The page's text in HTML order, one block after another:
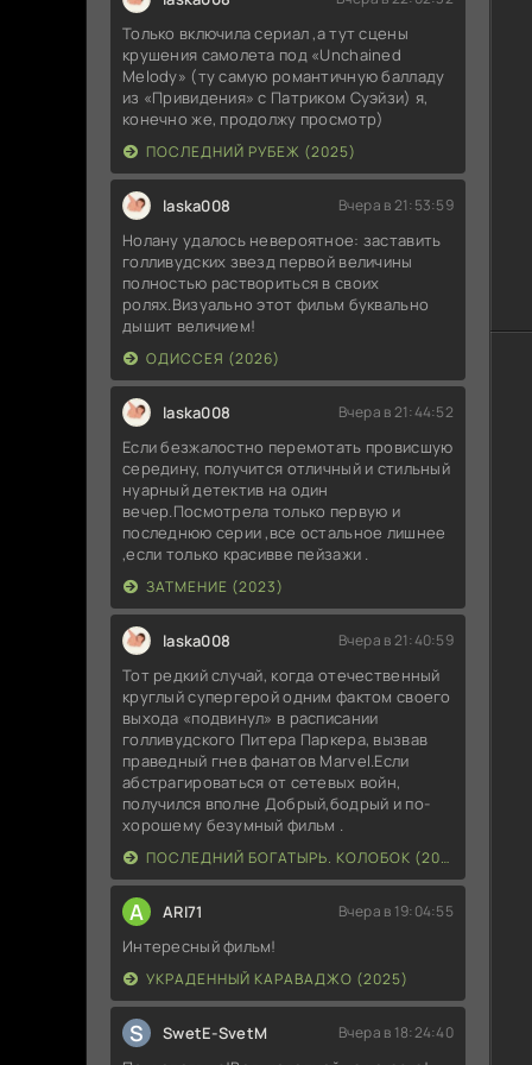
Только включила сериал ,а тут сцены
крушения самолета под «Unchained
Melody» (ту самую романтичную балладу
из «Привидения» с Патриком Суэйзи) я,
конечно же, продолжу просмотр)
ПОСЛЕДНИЙ РУБЕЖ (2025)
laska008 Вчера в 21:53:59
Нолану удалось невероятное: заставить
голливудских звезд первой величины
полностью раствориться в своих
ролях.Визуально этот фильм буквально
дышит величием!
ОДИССЕЯ (2026)
laska008 Вчера в 21:44:52
Если безжалостно перемотать провисшую
середину, получится отличный и стильный
нуарный детектив на один
вечер.Посмотрела только первую и
последнюю серии ,все остальное лишнее
,если только красивве пейзажи .
ЗАТМЕНИЕ (2023)
laska008 Вчера в 21:40:59
Тот редкий случай, когда отечественный
круглый супергерой одним фактом своего
выхода «подвинул» в расписании
голливудского Питера Паркера, вызвав
праведный гнев фанатов Marvel.Если
абстрагироваться от сетевых войн,
получился вполне Добрый,бодрый и по-
хорошему безумный фильм .
ПОСЛЕДНИЙ БОГАТЫРЬ. КОЛОБОК (2026)
A ARI71 Вчера в 19:04:55
Интересный фильм!
УКРАДЕННЫЙ КАРАВАДЖО (2025)
S SwetE-SvetM Вчера в 18:24:40